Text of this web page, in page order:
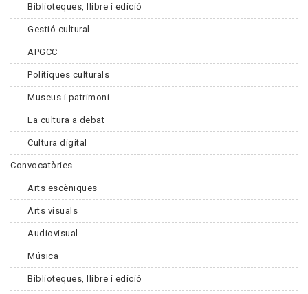
Biblioteques, llibre i edició
Gestió cultural
APGCC
Polítiques culturals
Museus i patrimoni
La cultura a debat
Cultura digital
Convocatòries
Arts escèniques
Arts visuals
Audiovisual
Música
Biblioteques, llibre i edició